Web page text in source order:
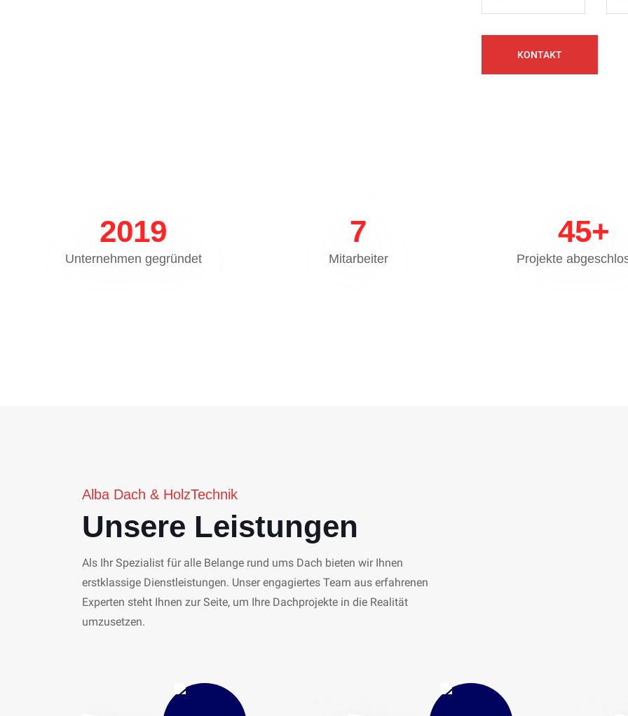
KONTAKT
2019
Unternehmen gegründet
7
Mitarbeiter
45+
Projekte
Alba Dach & HolzTechnik
Unsere Leistungen
Als Ihr Spezialist für alle Belange rund ums Dach bieten wir Ihnen
erstklassige Dienstleistungen. Unser engagiertes Team aus erfahrenen
Experten steht Ihnen zur Seite, um Ihre Dachprojekte in die Realität
umzusetzen.